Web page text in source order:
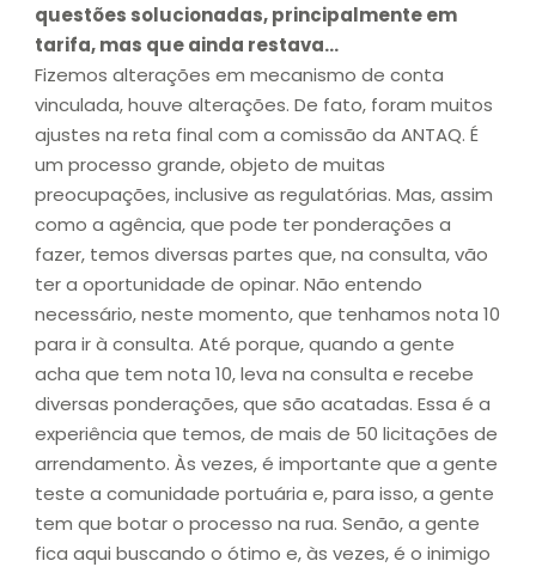
questões solucionadas, principalmente em
tarifa, mas que ainda restava…
Fizemos alterações em mecanismo de conta
vinculada, houve alterações. De fato, foram muitos
ajustes na reta final com a comissão da ANTAQ. É
um processo grande, objeto de muitas
preocupações, inclusive as regulatórias. Mas, assim
como a agência, que pode ter ponderações a
fazer, temos diversas partes que, na consulta, vão
ter a oportunidade de opinar. Não entendo
necessário, neste momento, que tenhamos nota 10
para ir à consulta. Até porque, quando a gente
acha que tem nota 10, leva na consulta e recebe
diversas ponderações, que são acatadas. Essa é a
experiência que temos, de mais de 50 licitações de
arrendamento. Às vezes, é importante que a gente
teste a comunidade portuária e, para isso, a gente
tem que botar o processo na rua. Senão, a gente
fica aqui buscando o ótimo e, às vezes, é o inimigo